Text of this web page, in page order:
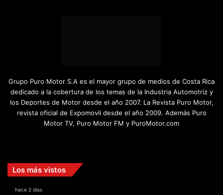
Grupo Puro Motor S.A es el mayor grupo de medios de Costa Rica
dedicado a la cobertura de los temas de la Industria Automotriz y
los Deportes de Motor desde el año 2007. La Revista Puro Motor,
revista oficial de Expomovil desde el año 2009. Además Puro
Motor TV, Puro Motor FM y PuroMotor.com
Los más vistos
hace 2 días